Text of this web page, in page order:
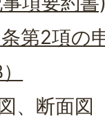
第2項の
、断面図